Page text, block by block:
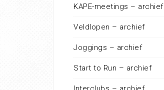
KAPE-meetings – archief
Veldlopen – archief
Joggings – archief
Start to Run – archief